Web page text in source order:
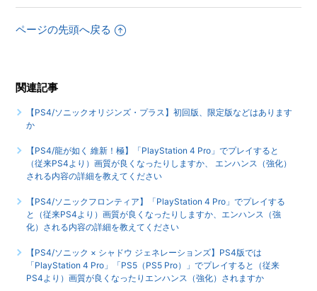
ありますか
ページの先頭へ戻る
関連記事
【PS4/ソニックオリジンズ・プラス】初回版、限定版などはあります
か
【PS4/龍が如く 維新！極】「PlayStation 4 Pro」でプレイすると
（従来PS4より）画質が良くなったりしますか、 エンハンス（強化）
される内容の詳細を教えてください
【PS4/ソニックフロンティア】「PlayStation 4 Pro」でプレイする
と（従来PS4より）画質が良くなったりしますか、エンハンス（強
化）される内容の詳細を教えてください
【PS4/ソニック × シャドウ ジェネレーションズ】PS4版では
「PlayStation 4 Pro」「PS5（PS5 Pro）」でプレイすると（従来
PS4より）画質が良くなったりエンハンス（強化）されますか